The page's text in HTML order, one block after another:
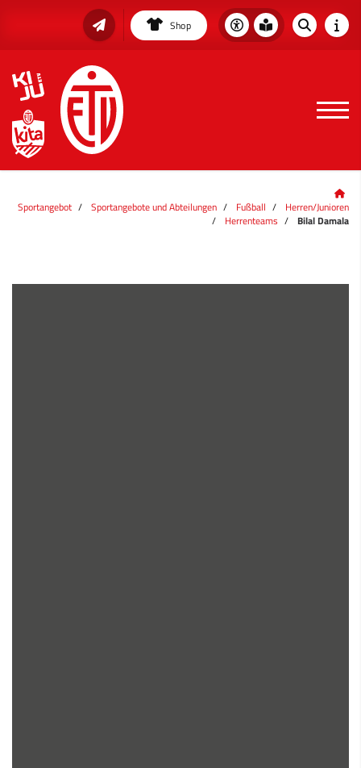
Shop
Sportangebot Sportangebote und Abteilungen Fußball
Herren/Junioren
Herrenteams
Bilal Damala